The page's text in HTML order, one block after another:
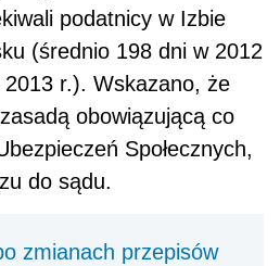
podatnicy w Izbie
(średnio 198 dni w 2012
2013 r.). Wskazano, że
obowiązującą co
Społecznych,
do sądu.
zmianach przepisów